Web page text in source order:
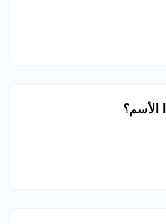
الأسم؟